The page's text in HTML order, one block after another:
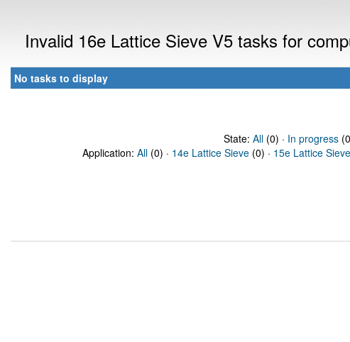
Invalid 16e Lattice Sieve V5 tasks for
No tasks to display
State: All(0) · In progress
Application: All (0) · 14e Lattice Sieve (0) · 15e Lattice Sieve